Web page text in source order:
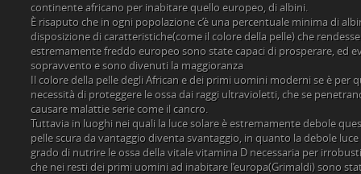
continente africano per inabitare quello europeo, di albini.
È risaputo che in ogni popolazione c’è una percentuale minima di
disposizione di caratteristiche(come il colore della pelle) che
estremamente freddo europeo sono state capaci di prosperare, ed
sopravvento e sono divenuti la maggioranza
Il colore della pelle degli African e dei primi uomini moderni se è per
necessità di proteggere le ossa dai raggi ultravioletti, che se
causare malattie serie come il cancro.
Tuttavia in luoghi nei quali la luce solare è estremamente debole
pelle scura da vantaggio diventa svantaggio, in quanto la debole
grado di nutrire le ossa della vitale vitamina D necessaria per
che nei resti dei primi uomini ad inabitare l’europa(Grimaldi) sono